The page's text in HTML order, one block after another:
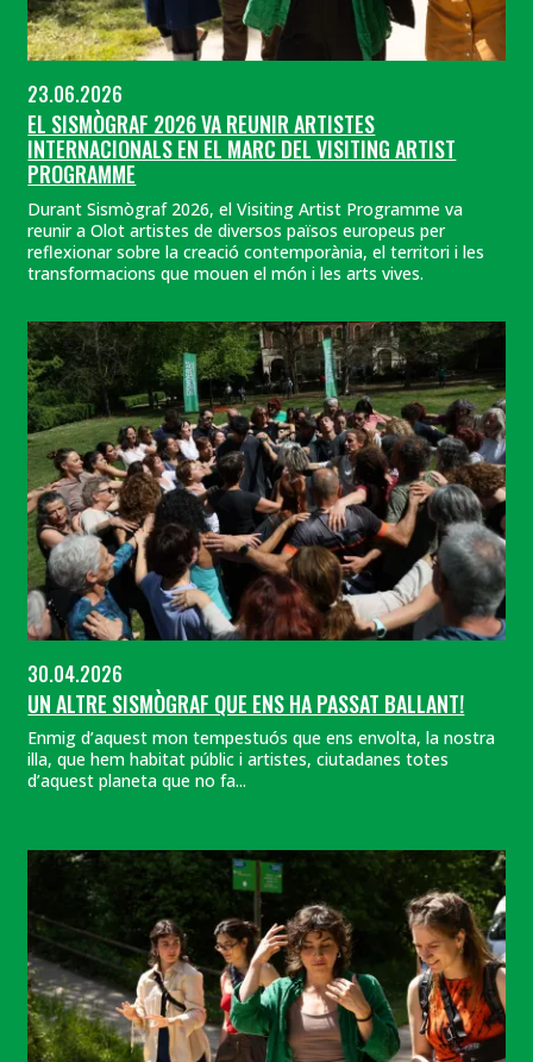
23.06.2026
EL SISMÒGRAF 2026 VA REUNIR ARTISTES
INTERNACIONALS EN EL MARC DEL VISITING ARTIST
PROGRAMME
Durant Sismògraf 2026, el Visiting Artist Programme va
reunir a Olot artistes de diversos països europeus per
reflexionar sobre la creació contemporània, el territori i les
transformacions que mouen el món i les arts vives.
30.04.2026
UN ALTRE SISMÒGRAF QUE ENS HA PASSAT BALLANT!
Enmig d’aquest mon tempestuós que ens envolta, la nostra
illa, que hem habitat públic i artistes, ciutadanes totes
d’aquest planeta que no fa...